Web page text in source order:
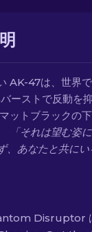
AK-47は、世界
ーストで反動を
ットブラックの
「それは望む姿
、あなたと共に
Disruptor